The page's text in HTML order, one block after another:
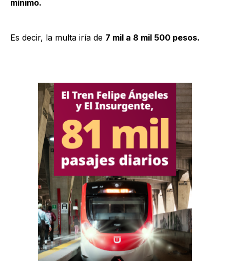
mínimo.
Es decir, la multa iría de 7 mil a 8 mil 500 pesos.